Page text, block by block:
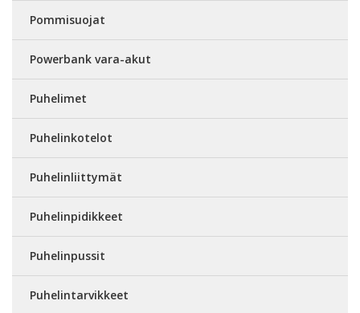
Pommisuojat
Powerbank vara-akut
Puhelimet
Puhelinkotelot
Puhelinliittymät
Puhelinpidikkeet
Puhelinpussit
Puhelintarvikkeet